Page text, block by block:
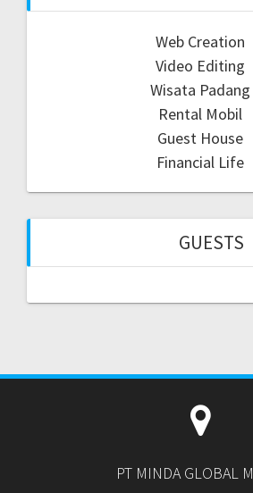
Web Creation
Video Editing
Wisata Padang
Rental Mobil
Guest House
Financial Life
GUESTS
PT MINDA GLOBAL